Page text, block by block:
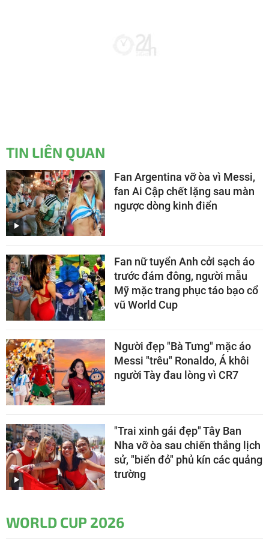
TIN LIÊN QUAN
Fan Argentina vỡ òa vì Messi,
fan Ai Cập chết lặng sau màn
ngược dòng kinh điển
Fan nữ tuyển Anh cởi sạch áo
trước đám đông, người mẫu
Mỹ mặc trang phục táo bạo cổ
vũ World Cup
Người đẹp "Bà Tưng" mặc áo
Messi "trêu" Ronaldo, Á khôi
người Tày đau lòng vì CR7
"Trai xinh gái đẹp" Tây Ban
Nha vỡ òa sau chiến thắng lịch
sử, "biển đỏ" phủ kín các quảng
trường
WORLD CUP 2026